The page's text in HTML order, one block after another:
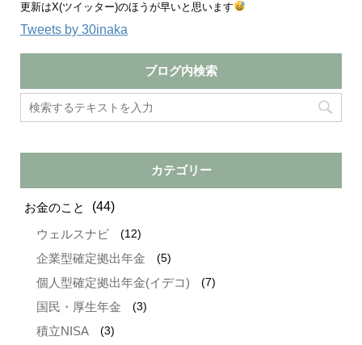
更新はX(ツイッター)のほうが早いと思います
Tweets by 30inaka
ブログ内検索
カテゴリー
お金のこと (44)
ウェルスナビ (12)
企業型確定拠出年金 (5)
個人型確定拠出年金(イデコ) (7)
国民・厚生年金 (3)
積立NISA (3)